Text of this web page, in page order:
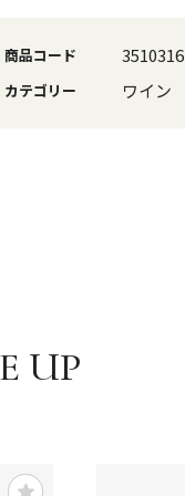
商品コード 3510316
カテゴリー ワイン